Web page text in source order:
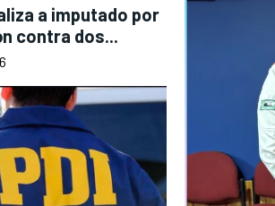
a imputado por
contra dos...